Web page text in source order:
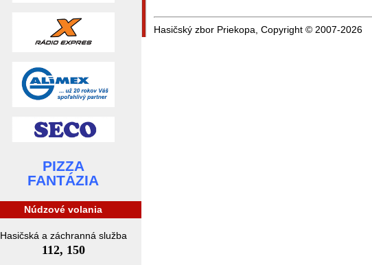
PIZZA
FANTÁZIA
Núdzové volania
Hasičská a záchranná služba
112, 150
Hasičský zbor Priekopa, Copyright © 2007-2026